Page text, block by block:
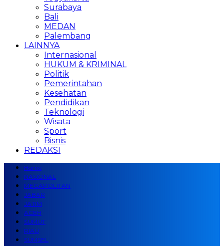
Surabaya
Bali
MEDAN
Palembang
LAINNYA
Internasional
HUKUM & KRIMINAL
Politik
Pemerintahan
Kesehatan
Pendidikan
Teknologi
Wisata
Sport
Bisnis
REDAKSI
Home
NASIONAL
MEGAPOLITAN
JABAR
JATIM
ACEH
SUMUT
RIAU
SUMSEL